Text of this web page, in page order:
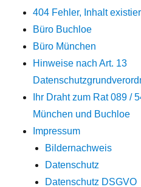
404 Fehler, Inhalt
Büro Buchloe
Büro München
Hinweise nach Art. 13
Ihr Draht zum Rat 089 /
München und Buchloe
Impressum
Bildernachweis
Datenschutz
Datenschutz DSGVO